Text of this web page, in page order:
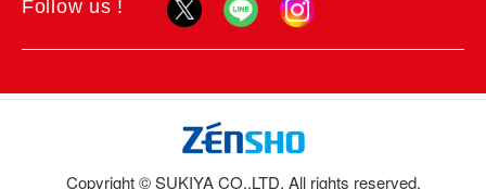
Follow us !
Copyright © SUKIYA CO.,LTD. All rights reserved.